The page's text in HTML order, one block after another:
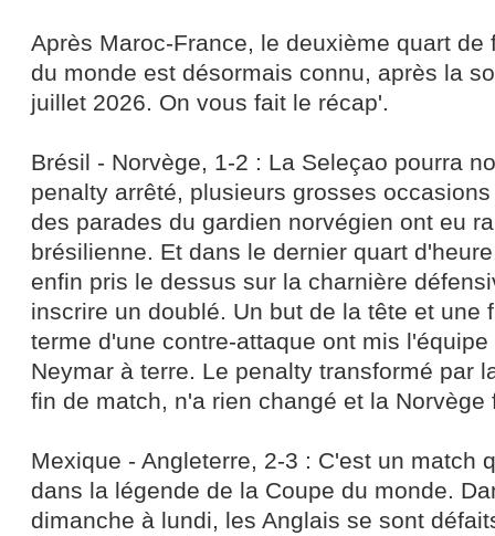
Après Maroc-France, le deuxième quart de
du monde est désormais connu, après la
juillet 2026. On vous fait le récap'.
Brésil - Norvège, 1-2 : La Seleçao pourra
penalty arrêté, plusieurs grosses
des parades du gardien norvégien ont eu
brésilienne. Et dans le dernier quart
enfin pris le dessus sur la charnière
inscrire un doublé. Un but de la tête et une
terme d'une contre-attaque ont mis
Neymar à terre. Le penalty transformé par
fin de match, n'a rien changé et la Norvège
Mexique - Angleterre, 2-3 : C'est un match
dans la légende de la Coupe du monde.
dimanche à lundi, les Anglais se sont